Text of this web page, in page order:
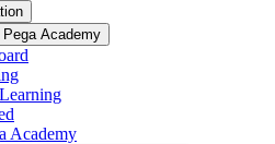
Pega Academy
Academy